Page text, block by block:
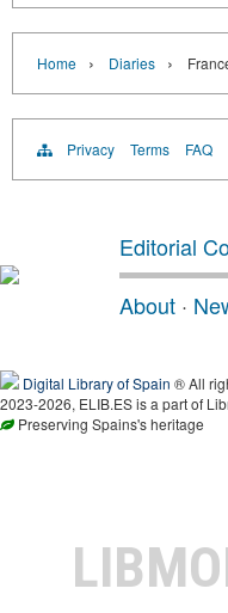
Home › Diaries ›
Privacy Terms FAQ
Editorial
About ·
Digital Library of Spain ® All
2023-2026, ELIB.ES is a part of
Preserving Spains's heritage